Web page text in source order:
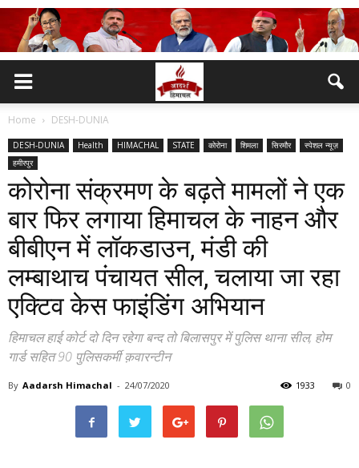
Home DESH-DUNIA
DESH-DUNIA Health HIMACHAL STATE कोरोना शिमला सिरमौर
स्पेशल न्यूज़
हमीरपुर
कोरोना संक्रमण के बढ़ते मामलों ने एक
बार फिर लगाया हिमाचल के नाहन और
बीबीएन में लॉकडाउन, मंडी की
लम्बाथाच पंचायत सील, चलाया जा रहा
एक्टिव केस फाइंडिंग अभियान
हिमाचल हाई कोर्ट दो दिन रहेगा बन्द तो बिलासपुर में पुलिस थाना सील, होम
गार्ड सहित 90 पुलिसकर्मी क़वारन्टीन
By Aadarsh Himachal - 24/07/2020 0
1933